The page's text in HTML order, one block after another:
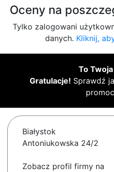
Oceny na
Tylko zalogowani
danych. Kliknij,
To
Gratulacje! Sprawdź
Białystok
Antoniukowska 24/2
Zobacz profil firmy na